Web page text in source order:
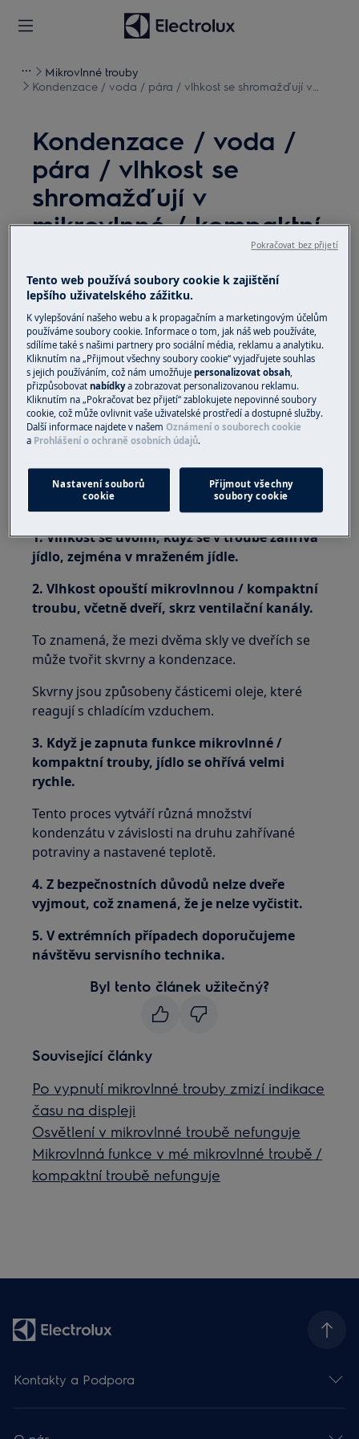
Mikrovlnné trouby
Kondenzace / voda / pára / vlhkost se shromažďují v
Kondenzace / voda /
pára / vlhkost se
shromažďují v
mikrovlnné / kompaktní
troubě a mezi skly
Řešení
Problém:
Kondenzace / voda / vlhkost se
shromažďují v mikrovlnné / kompaktní
troubě a mezi skly
Platí pro:
kompaktní trouba
1. Vlhkost se uvolní, když se v troubě zahřívá
jídlo, zejména v mraženém jídle.
2. Vlhkost opouští mikrovlnnou / kompaktní
troubu, včetně dveří, skrz ventilační kanály.
To znamená, že mezi dvěma skly ve dveřích se
může tvořit skvrny a kondenzace.
Skvrny jsou způsobeny částicemi oleje, které
reagují s chladícím vzduchem.
3. Když je zapnuta funkce mikrovlnné /
kompaktní trouby, jídlo se ohřívá velmi
rychle.
Tento proces vytváří různá množství
kondenzátu v závislosti na druhu zahřívané
potraviny a nastavené teplotě.
4. Z bezpečnostních důvodů nelze dveře
vyjmout, což znamená, že je nelze vyčistit.
5. V extrémních případech doporučujeme
návštěvu servisního technika.
Byl tento článek užitečný?
Související články
Po vypnutí mikrovlnné trouby zmizí indikace
času na displeji
Osvětlení v mikrovlnné troubě nefunguje
Mikrovlnná funkce v mé mikrovlnné troubě /
kompaktní troubě nefunguje
Kontakty a Podpora
Tento web používá soubory cookie k zajištění
lepšího uživatelského zážitku.
K vylepšování našeho webu a k propagačním a marketingovým účelům
používáme soubory cookie. Informace o tom, jak náš web používáte,
sdílíme také s našimi partnery pro sociální média, reklamu a analytiku.
Kliknutím na „Přijmout všechny soubory cookie“ vyjadřujete souhlas
s jejich používáním, což nám umožňujepersonalizovat obsah
přizpůsobovatnabídkya zobrazovat personalizovanou reklamu.
Kliknutím na „Pokračovat bez přijetí“ zablokujete nepovinné soubory
cookie, což může ovlivnit vaše uživatelské prostředí a dostupné služby.
Další informace najdete v našemOznámení o souborech cookie
a Prohlášení o ochraně osobních údajů.
Nastavení souborů
cookie
Přijmout všechny
soubory cookie
Pokračovat bez přijetí